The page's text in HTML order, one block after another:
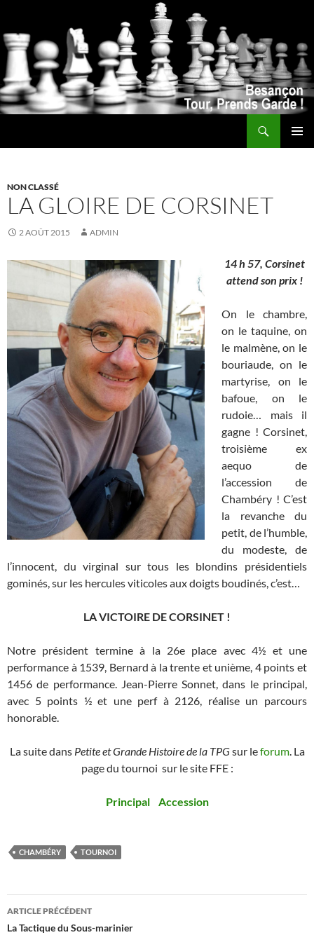
NON CLASSÉ
LA GLOIRE DE CORSINET
2 AOÛT 2015 ADMIN
14 h 57, Corsinet
attend son prix !
On le chambre,
on le taquine, on
le malmène, on le
bouriaude, on le
martyrise, on le
bafoue, on le
rudoie… mais il
gagne ! Corsinet,
troisième ex
aequo de
l’accession de
Chambéry ! C’est
la revanche du
petit, de l’humble,
du modeste, de
l’innocent, du virginal sur tous les blondins présidentiels
gominés, sur les hercules viticoles aux doigts boudinés, c’est…
LA VICTOIRE DE CORSINET !
Notre président termine à la 26e place avec 4½ et une
performance à 1539, Bernard à la trente et unième, 4 points et
1456 de performance. Jean-Pierre Sonnet, dans le principal,
avec 5 points ½ et une perf à 2126, réalise un parcours
honorable.
La suite dans Petite et Grande Histoire de la TPGsur leforum. La
page du tournoi sur le site FFE :
Principal Accession
CHAMBÉRY TOURNOI
Navigation
des
ARTICLE PRÉCÉDENT
La Tactique du Sous-marinier